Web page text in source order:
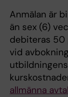
Anmälan är
än sex (6)
debiteras 50
vid
allmänna